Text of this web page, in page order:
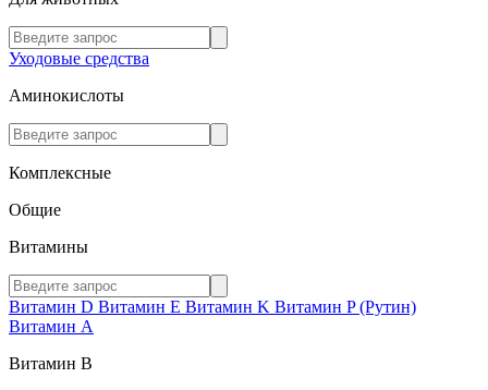
Уходовые средства
Аминокислоты
Комплексные
Общие
Витамины
Витамин D Витамин E Витамин K Витамин P (Рутин)
Витамин А
Витамин В